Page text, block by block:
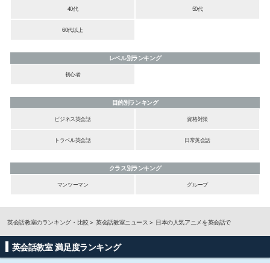
40代 50代
60代以上
レベル別ランキング
初心者
目的別ランキング
ビジネス英会話
資格対策
トラベル英会話 日常英会話
クラス別ランキング
マンツーマン
グループ
英会話教室のランキング・比較 英会話教室ニュース 日本の人気アニメを英会話で
英会話教室 満足度ランキング